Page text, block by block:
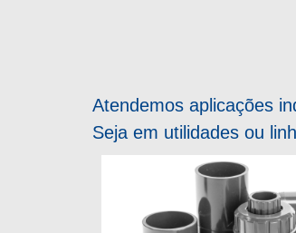
Atendemos aplicações
Seja em utilidades ou